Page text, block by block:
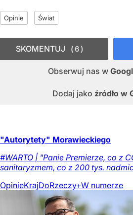
Opinie Świat
Obserwuj nas w
Dodaj jako źródło w
SKOMENTUJ 6
"Autorytety" Morawieckiego
#WARTO | "Panie Premierze, co z
sanitaryzmem, co z 200 tys.
OpinieKrajDoRzeczy+W numerze